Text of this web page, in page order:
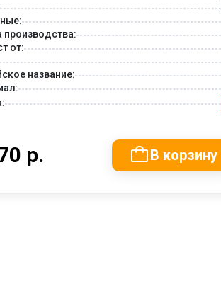
производства:
от:
название:
р. В корзину